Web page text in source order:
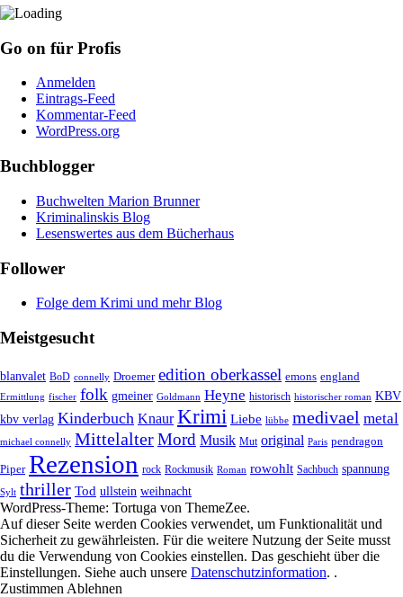
Go on für Profis
Anmelden
Eintrags-Feed
Kommentar-Feed
WordPress.org
Buchblogger
Buchwelten Marion Brunner
Kriminalinskis Blog
Lesenswertes aus dem Bücherhaus
Follower
Folge dem Krimi und mehr Blog
Meistgesucht
blanvalet BoD connelly Droemer edition oberkassel emons england
Ermittlung fischer folk gmeiner Goldmann Heyne historisch historischer roman KBV
kbv verlag Kinderbuch Knaur Krimi Liebe lübbe medivael metal
michael connelly MittelalterMord Musik Mut original Paris pendragon
Piper Rezension rock Rockmusik Roman rowohlt Sachbuch spannung
Sylt thriller Tod ullstein weihnacht
WordPress-Theme: Tortuga von ThemeZee.
Auf dieser Seite werden Cookies verwendet, um Funktionalität und
Sicherheit zu gewährleisten. Für die weitere Nutzung der Seite musst
du die Verwendung von Cookies einstellen. Das geschieht über die
Einstellungen. Siehe auch unsere Datenschutzinformation. .
Zustimmen Ablehnen